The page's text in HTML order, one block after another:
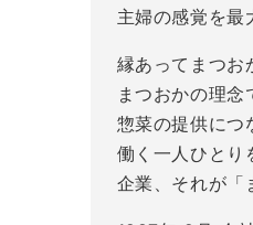
主婦の感覚を最
縁あってまつお
まつおかの理
惣菜の提供につ
働く一人ひとり
企業、それが「